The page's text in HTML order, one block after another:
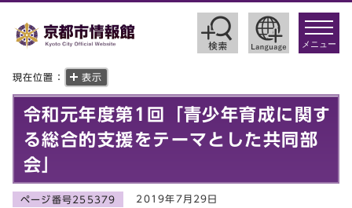
toggle
メニュー
現在位置： 表示
令和元年度第1回「青少年育成に関す
る総合的支援をテーマとした共同部
会」
ページ番号255379 2019年7月29日